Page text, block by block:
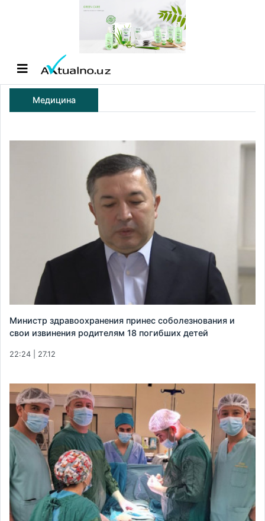
Медицина
Министр здравоохранения принес соболезнования и
свои извинения родителям 18 погибших детей
22:24 | 27.12